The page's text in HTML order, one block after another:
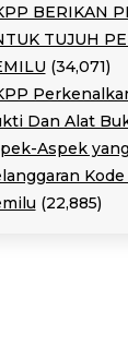
BERIKAN
TUJUH
(34,071)
Dan Alat
Aspek
(22,885)